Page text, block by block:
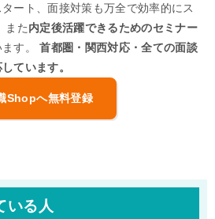
ート、面接対策も万全で効率的にス
また内定後活躍できるためのセミナー
ます。首都圏・関西対応・全ての面談
ています。
Shopへ無料登録
いる人